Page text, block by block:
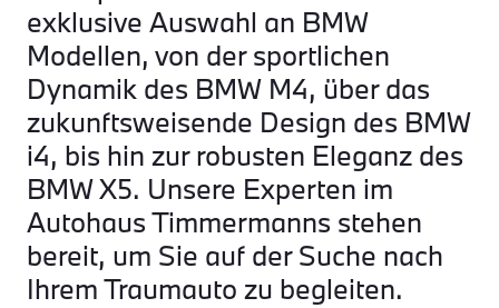
exklusive Auswahl an BMW
Modellen, von der sportlichen
Dynamik des BMW M4, über das
zukunftsweisende Design des BMW
i4, bis hin zur robusten Eleganz des
BMW X5. Unsere Experten im
Autohaus Timmermanns stehen
bereit, um Sie auf der Suche nach
Ihrem Traumauto zu begleiten.